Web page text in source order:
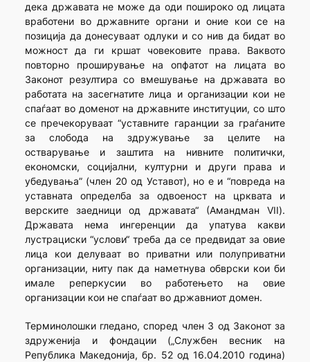
дека држава­та не може да оди пошироко од лицата
вработени во државните органи и оние кои се на
позиција да донесуваат одлуки и со нив да бидат во
можност да ги кршат човековите права. Ваквото
повторно проширување на опфатот на лицата во
Законот резултира со вмешување на државата во
работата на засегнатите лица и организации кои не
спаѓаат во доменот на државните институции, со што
се пречекоруваат “уставните гаранции за граѓаните
за слобода на здружување за целите на
остварување и заштита на нивните политички,
економски, социјални, културни и други права и
убедувања” (член 20 од Уставот), но е и “повреда на
уставната определба за одвоеност на црквата и
верските заедници од државата“ (Амандман VII).
Државата нема ингеренции да упатува какви
лустрациски “услови“ треба да се предвидат за овие
лица кои делуваат во приватни или полуприватни
организации, ниту пак да наметнува обврски кои би
имале реперкусии во работењето на овие
организации кои не спаѓаат во државниот домен.
Терминолошки гледано, според член 3 од Законот за
здруженија и фондации („Службен весник на
Република Македонија, бр. 52 од 16.04.2010 година)